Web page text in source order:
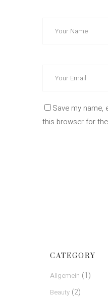
Save my name,
this browser for
CATEGORY
Allgemein (1)
Beauty (2)